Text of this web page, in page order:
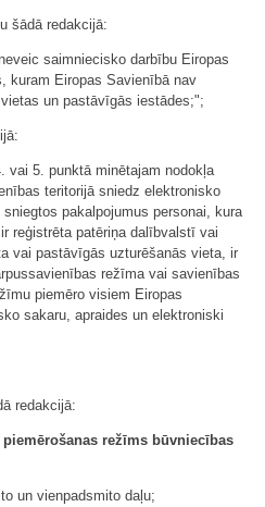
šādā redakcijā:
saimniecisko darbību Eiropas
kuram Eiropas Savienībā nav
un pastāvīgās iestādes;";
vai 5. punktā minētajam nodokļa
teritorijā sniedz elektronisko
pakalpojumus personai, kura
reģistrēta patēriņa dalībvalstī vai
vai pastāvīgās uzturēšanās vieta, ir
režīma vai savienības
piemēro visiem Eiropas
sakaru, apraides un elektroniski
redakcijā:
režīms būvniecības
un vienpadsmito daļu;